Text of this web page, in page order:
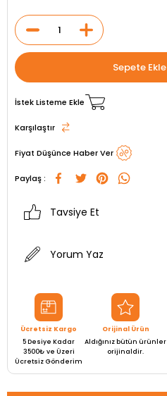
İstek Listeme Ekle
Karşılaştır
Fiyat Düşünce Haber Ver
Paylaş :
Tavsiye Et
Yorum Yaz
Ücretsiz Kargo
5 Desiye Kadar
3500₺ ve Üzeri
Ücretsiz Gönderim
Orijinal Ürün
Aldığınız bütün ürünler
orijinaldir.